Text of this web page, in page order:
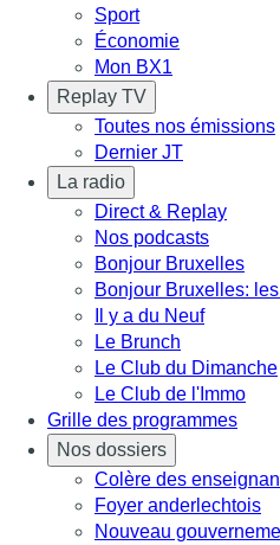
Sport
Économie
Mon BX1
Replay TV
Toutes nos émissions
Dernier JT
La radio
Direct & Replay
Nos podcasts
Bonjour Bruxelles
Bonjour Bruxelles:
Il y a du Neuf
Le Brunch
Le Club du Dimanche
Le Club de l'Immo
Grille des programmes
Nos dossiers
Colère des
Foyer anderlechtois
Nouveau